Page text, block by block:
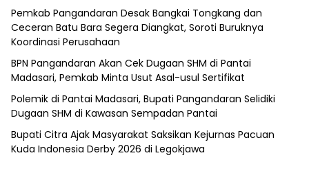
Pemkab Pangandaran Desak Bangkai Tongkang dan
Ceceran Batu Bara Segera Diangkat, Soroti Buruknya
Koordinasi Perusahaan
BPN Pangandaran Akan Cek Dugaan SHM di Pantai
Madasari, Pemkab Minta Usut Asal-usul Sertifikat
Polemik di Pantai Madasari, Bupati Pangandaran Selidiki
Dugaan SHM di Kawasan Sempadan Pantai
Bupati Citra Ajak Masyarakat Saksikan Kejurnas Pacuan
Kuda Indonesia Derby 2026 di Legokjawa